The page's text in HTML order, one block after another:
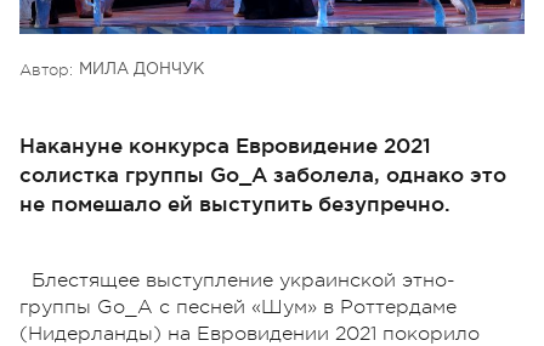
Автор: МИЛА ДОНЧУК
Накануне конкурса Евровидение 2021
солистка группы Go_A заболела, однако это
не помешало ей выступить безупречно.
Блестящее выступление украинской этно-
группы Go_A с песней «Шум» в Роттердаме
(Нидерланды) на Евровидении 2021 покорило